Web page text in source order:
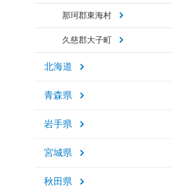
那珂郡東海村
久慈郡大子町
北海道
青森県
岩手県
宮城県
秋田県